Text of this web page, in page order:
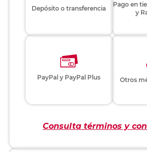
Depósito o transferencia
Pago en
y
PayPal y PayPal Plus Otros
Consulta términos y